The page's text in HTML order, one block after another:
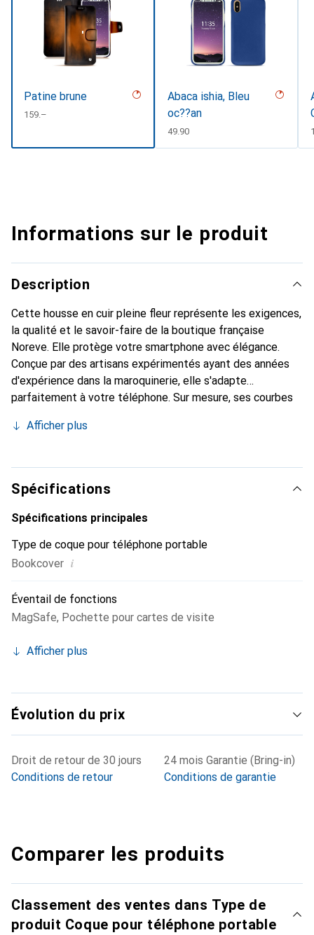
Patine brune
CHF
159.–
Abaca ishia, Bleu
oc??an
CHF
49.90
Informations sur le produit
Description
Cette housse en cuir pleine fleur représente les exigences,
la qualité et le savoir-faire de la boutique française
Noreve. Elle protège votre smartphone avec élégance.
Conçue par des artisans expérimentés ayant des années
d'expérience dans la maroquinerie, elle s'adapte
parfaitement à votre téléphone. Sur mesure, ses courbes
un accessoire chic et indispensable pour votre
produits de haute qualité, la marque Noreve est un choix
fiable pour une clientèle exigeante.
Afficher plus
Spécifications
Spécifications principales
Type de coque pour téléphone portable
Bookcover i
Éventail de fonctions
MagSafe, Pochette pour cartes de visite
Afficher plus
Évolution du prix
Droit de retour de 30 jours
Conditions de retour
24 mois Garantie (Bring-in)
Conditions de garantie
Comparer les produits
Classement des ventes dans Type de
produit Coque pour téléphone portable